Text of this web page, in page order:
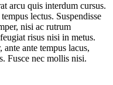
arcu quis interdum cursus.
lectus. Suspendisse
nisi ac rutrum
risus nisi in metus.
ante tempus lacus,
Fusce nec mollis nisi.